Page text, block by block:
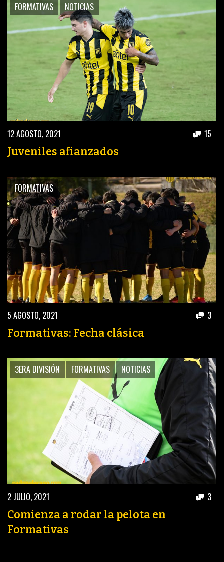
FORMATIVAS NOTICIAS
12 AGOSTO, 2021 15
Juveniles afianzados
FORMATIVAS
5 AGOSTO, 2021 3
Formativas: Fecha clásica
3ERA DIVISIÓN FORMATIVAS NOTICIAS
2 JULIO, 2021 3
Comienza a rodar la pelota en
Formativas